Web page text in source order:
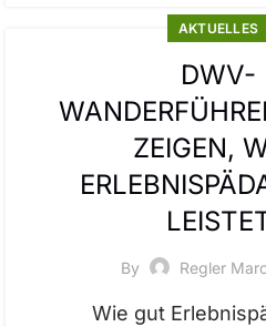
AKTUELLES
DWV-
ZEIGEN,
By Regler
Wie gut